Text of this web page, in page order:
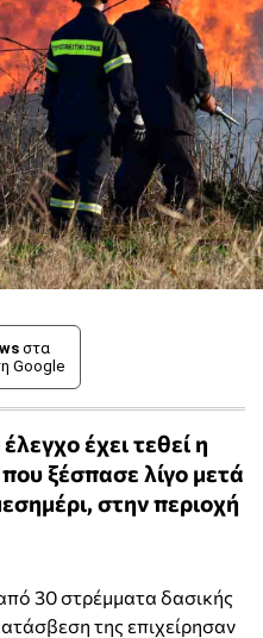
στα
Google
έχει τεθεί η
ξέσπασε λίγο μετά
στην περιοχή
30 στρέμματα δασικής
της επιχείρησαν